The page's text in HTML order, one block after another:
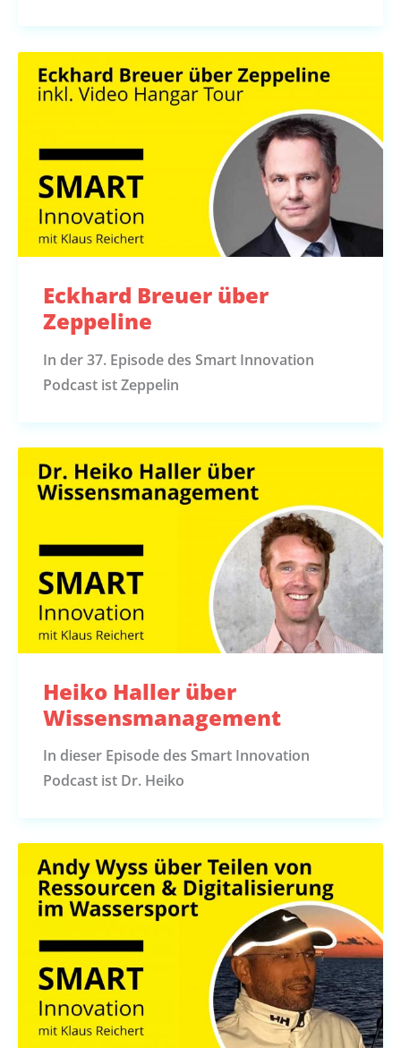
Eckhard Breuer über
Zeppeline
In der 37. Episode des Smart Innovation
Podcast ist Zeppelin
Heiko Haller über
Wissensmanagement
In dieser Episode des Smart Innovation
Podcast ist Dr. Heiko